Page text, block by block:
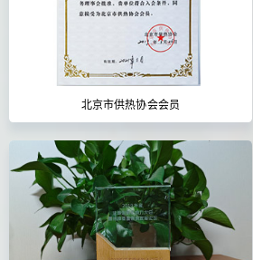
北京市供热协会会员